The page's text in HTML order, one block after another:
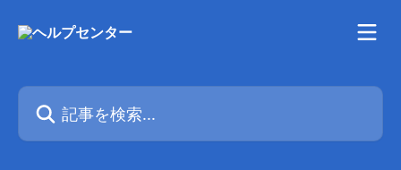
記事を検索...